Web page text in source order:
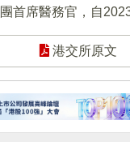
首席醫務官，自
港交所原文